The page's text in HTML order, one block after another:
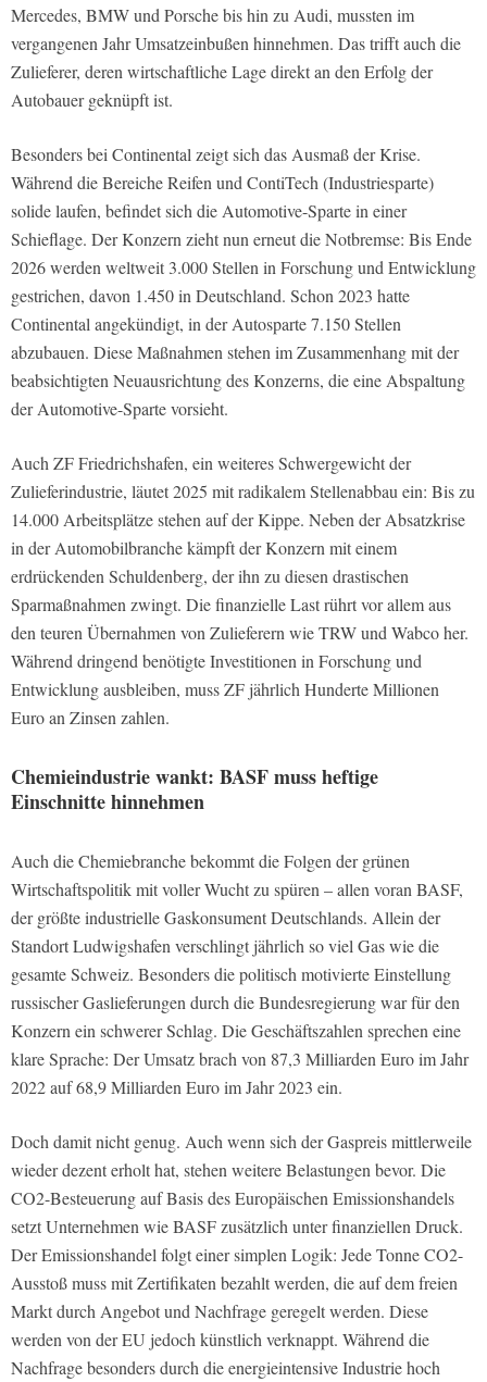
Mercedes, BMW und Porsche bis hin zu Audi, mussten im
vergangenen Jahr Umsatzeinbußen hinnehmen. Das trifft auch die
Zulieferer, deren wirtschaftliche Lage direkt an den Erfolg der
Autobauer geknüpft ist.
Besonders bei Continental zeigt sich das Ausmaß der Krise.
Während die Bereiche Reifen und ContiTech (Industriesparte)
solide laufen, befindet sich die Automotive-Sparte in einer
Schieflage. Der Konzern zieht nun erneut die Notbremse: Bis Ende
2026 werden weltweit 3.000 Stellen in Forschung und Entwicklung
gestrichen, davon 1.450 in Deutschland. Schon 2023 hatte
Continental angekündigt, in der Autosparte 7.150 Stellen
abzubauen. Diese Maßnahmen stehen im Zusammenhang mit der
beabsichtigten Neuausrichtung des Konzerns, die eine Abspaltung
der Automotive-Sparte vorsieht.
Auch ZF Friedrichshafen, ein weiteres Schwergewicht der
Zulieferindustrie, läutet 2025 mit radikalem Stellenabbau ein: Bis zu
14.000 Arbeitsplätze stehen auf der Kippe. Neben der Absatzkrise
in der Automobilbranche kämpft der Konzern mit einem
erdrückenden Schuldenberg, der ihn zu diesen drastischen
Sparmaßnahmen zwingt. Die finanzielle Last rührt vor allem aus
den teuren Übernahmen von Zulieferern wie TRW und Wabco her.
Während dringend benötigte Investitionen in Forschung und
Entwicklung ausbleiben, muss ZF jährlich Hunderte Millionen
Euro an Zinsen zahlen.
Chemieindustrie wankt: BASF muss heftige
Einschnitte hinnehmen
Auch die Chemiebranche bekommt die Folgen der grünen
Wirtschaftspolitik mit voller Wucht zu spüren – allen voran BASF,
der größte industrielle Gaskonsument Deutschlands. Allein der
Standort Ludwigshafen verschlingt jährlich so viel Gas wie die
gesamte Schweiz. Besonders die politisch motivierte Einstellung
russischer Gaslieferungen durch die Bundesregierung war für den
Konzern ein schwerer Schlag. Die Geschäftszahlen sprechen eine
klare Sprache: Der Umsatz brach von 87,3 Milliarden Euro im Jahr
2022 auf 68,9 Milliarden Euro im Jahr 2023 ein.
Doch damit nicht genug. Auch wenn sich der Gaspreis mittlerweile
wieder dezent erholt hat, stehen weitere Belastungen bevor. Die
CO2-Besteuerung auf Basis des Europäischen Emissionshandels
setzt Unternehmen wie BASF zusätzlich unter finanziellen Druck.
Der Emissionshandel folgt einer simplen Logik: Jede Tonne CO2-
Ausstoß muss mit Zertifikaten bezahlt werden, die auf dem freien
Markt durch Angebot und Nachfrage geregelt werden. Diese
werden von der EU jedoch künstlich verknappt. Während die
Nachfrage besonders durch die energieintensive Industrie hoch